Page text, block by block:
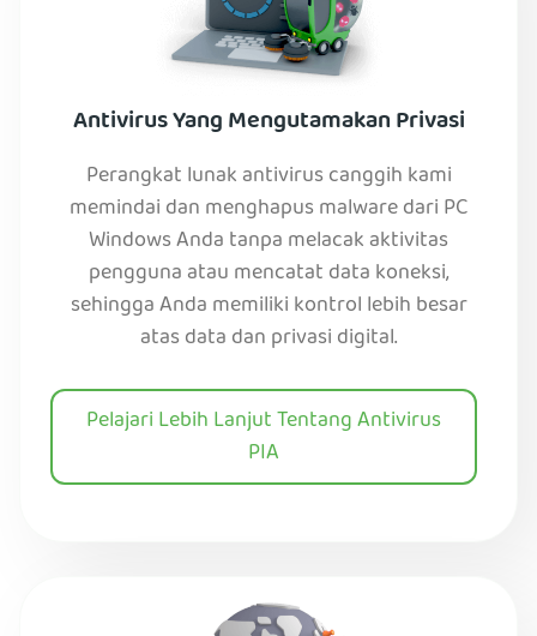
Antivirus Yang Mengutamakan Privasi
Perangkat lunak antivirus canggih kami
memindai dan menghapus malware dari PC
Windows Anda tanpa melacak aktivitas
pengguna atau mencatat data koneksi,
sehingga Anda memiliki kontrol lebih besar
atas data dan privasi digital.
Pelajari Lebih Lanjut Tentang Antivirus
PIA